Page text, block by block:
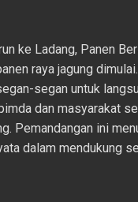
ke Ladang, Panen
raya jagung
segan untuk
dan masyarakat
Pemandangan ini
dalam mendukung